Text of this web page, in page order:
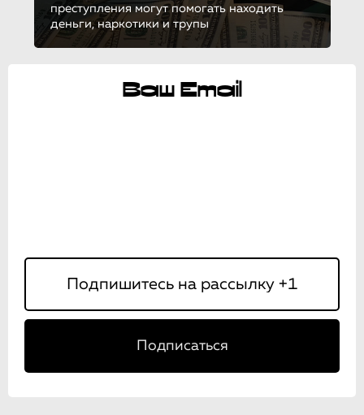
преступления могут помогать находить
деньги, наркотики и трупы
Ваш Email
Подписаться